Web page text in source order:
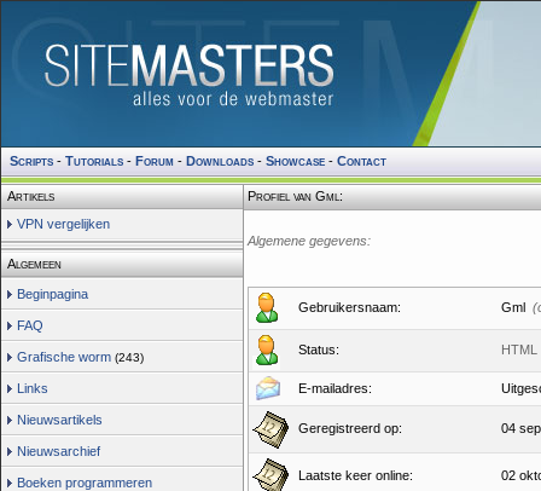
Scripts - Tutorials - Forum - Downloads - Showcase - Contact
Artikels
VPN vergelijken
Algemeen
Beginpagina
FAQ
Grafische worm (243)
Links
Nieuwsartikels
Nieuwsarchief
Boeken programmeren
Profiel van Gml:
Algemene gegevens:
Gebruikersnaam: Gml
Status: HTML
E-mailadres:
Geregistreerd op: 04
Laatste keer online: 02